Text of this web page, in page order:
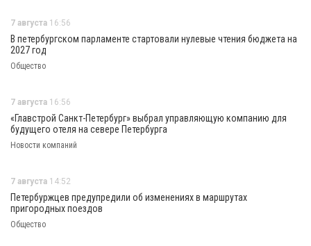
7 августа 16:56
В петербургском парламенте стартовали нулевые чтения бюджета на
2027 год
Общество
7 августа 16:56
«Главстрой Санкт-Петербург» выбрал управляющую компанию для
будущего отеля на севере Петербурга
Новости компаний
7 августа 14:52
Петербуржцев предупредили об изменениях в маршрутах
пригородных поездов
Общество